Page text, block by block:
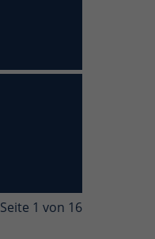
Seite 1 von 16